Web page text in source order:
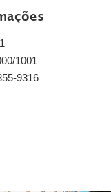
1001
9316